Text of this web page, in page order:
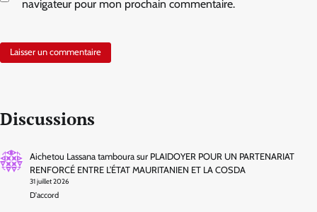
navigateur pour mon prochain commentaire.
Discussions
Aichetou Lassana tambourasur PLAIDOYER POUR UN PARTENARIAT
RENFORCÉ ENTRE L’ÉTAT MAURITANIEN ET LA COSDA
31 juillet 2026
D'accord